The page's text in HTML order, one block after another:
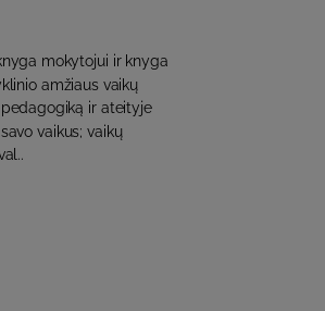
mokytojui ir knyga
amžiaus vaikų
ir ateityje
vaikus; vaikų